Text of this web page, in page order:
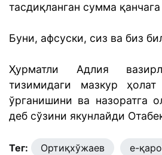
тасдиқланган сумма
Буни, афсуски, сиз ва биз
Ҳурматли Адлия
тизимидаги мазкур ҳолат
ўрганишини ва назоратга
деб сўзини якунлайди
Тег: Ортиқхўжаев е-